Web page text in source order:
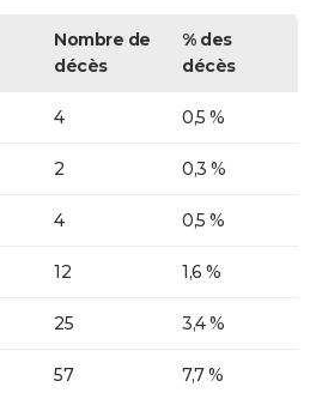
Nombre de
décès
% des
décès
4 0,5 %
2 0,3 %
4 0,5 %
12 1,6 %
25 3,4 %
57 7,7 %